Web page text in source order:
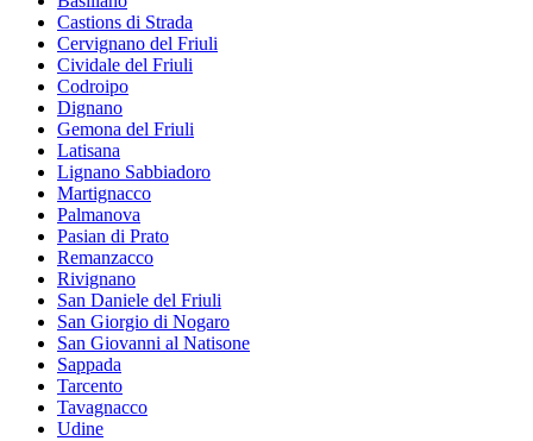
Castions di Strada
Cervignano del Friuli
Cividale del Friuli
Codroipo
Dignano
Gemona del Friuli
Latisana
Lignano Sabbiadoro
Martignacco
Palmanova
Pasian di Prato
Remanzacco
Rivignano
San Daniele del Friuli
San Giorgio di Nogaro
San Giovanni al Natisone
Sappada
Tarcento
Tavagnacco
Udine